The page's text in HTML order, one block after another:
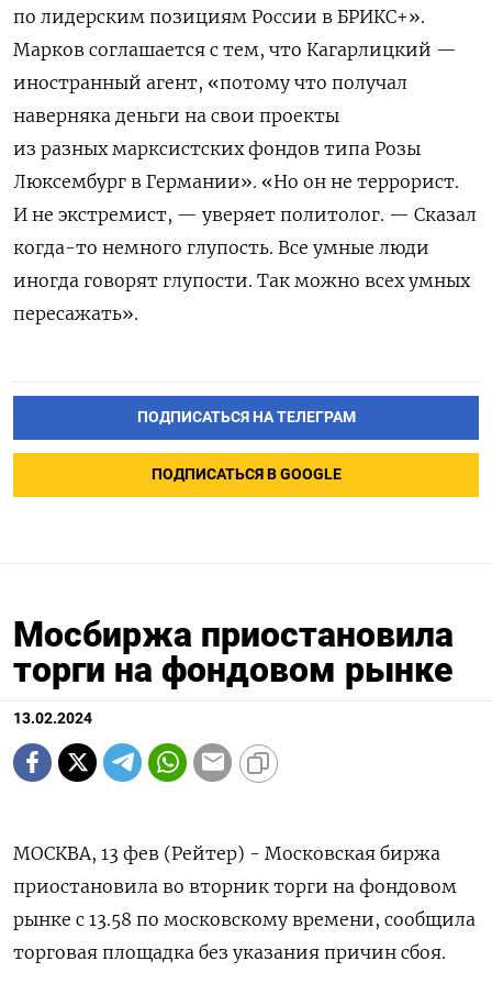
по лидерским позициям России в БРИКС+».
Марков соглашается с тем, что Кагарлицкий —
иностранный агент, «потому что получал
наверняка деньги на свои проекты
из разных марксистских фондов типа Розы
Люксембург в Германии». «Но он не террорист.
И не экстремист, — уверяет политолог. — Сказал
когда-то немного глупость. Все умные люди
иногда говорят глупости. Так можно всех умных
пересажать».
ПОДПИСАТЬСЯ НА ТЕЛЕГРАМ
ПОДПИСАТЬСЯ В GOOGLE
Мосбиржа приостановила
торги на фондовом рынке
13.02.2024
МОСКВА, 13 фев (Рейтер) - Московская биржа
приостановила во вторник торги на фондовом
рынке с 13.58 по московскому времени, сообщила
торговая площадка без указания причин сбоя.